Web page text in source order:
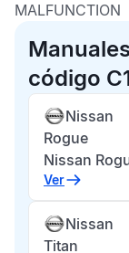
MALFUNCTION
código
Nissan
Rogue
Nissan
Ver
Nissan
Titan